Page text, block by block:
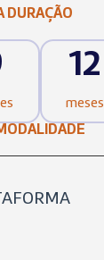
DURAÇÃO
12
meses